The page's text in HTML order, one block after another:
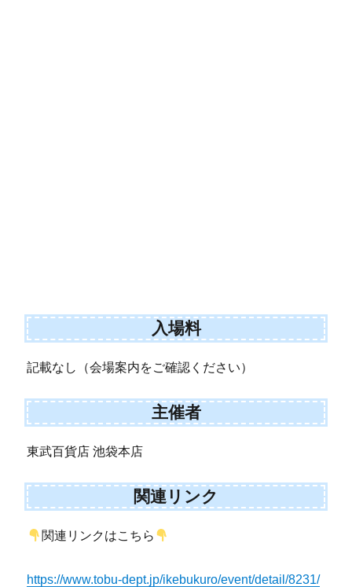
入場料
記載なし（会場案内をご確認ください）
主催者
東武百貨店 池袋本店
関連リンク
関連リンクはこちら
https://www.tobu-dept.jp/ikebukuro/event/detail/8231/